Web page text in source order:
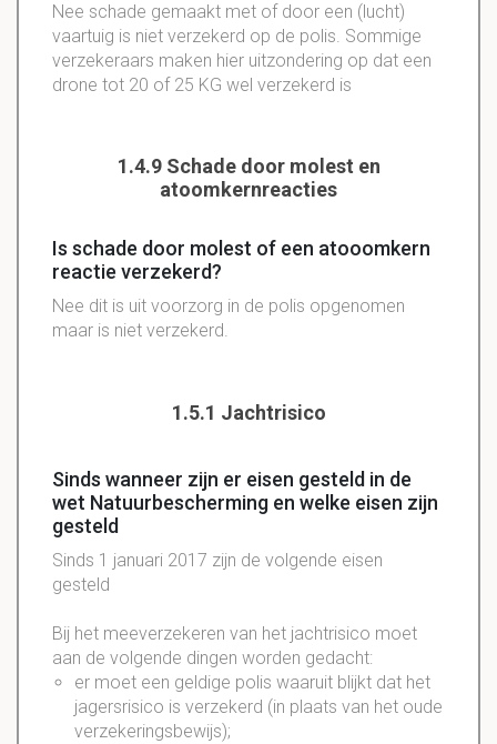
Nee schade gemaakt met of door een (lucht)
vaartuig is niet verzekerd op de polis. Sommige
verzekeraars maken hier uitzondering op dat een
drone tot 20 of 25 KG wel verzekerd is
1.4.9 Schade door molest en
atoomkernreacties
Is schade door molest of een atooomkern
reactie verzekerd?
Nee dit is uit voorzorg in de polis opgenomen
maar is niet verzekerd.
1.5.1 Jachtrisico
Sinds wanneer zijn er eisen gesteld in de
wet Natuurbescherming en welke eisen zijn
gesteld
Sinds 1 januari 2017 zijn de volgende eisen
gesteld
Bij het meeverzekeren van het jachtrisico moet
aan de volgende dingen worden gedacht:
er moet een geldige polis waaruit blijkt dat het
jagersrisico is verzekerd (in plaats van het oude
verzekeringsbewijs);